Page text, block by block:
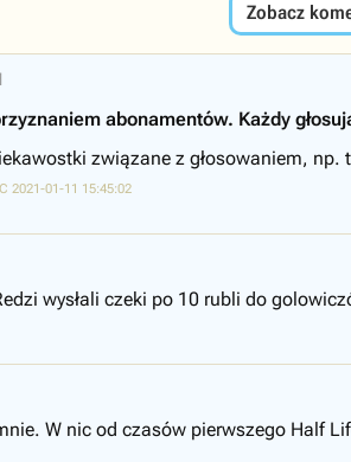
Zobacz
abonamentów. Każdy
związane z głosowaniem, np.
2021-01-11 15:45:02
wysłali czeki po 10 rubli do
W nic od czasów pierwszego Half